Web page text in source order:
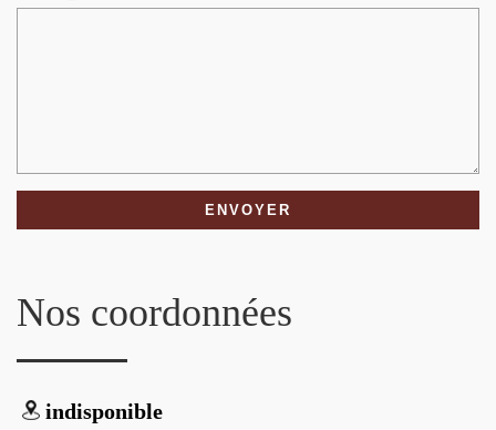
Nos coordonnées
indisponible